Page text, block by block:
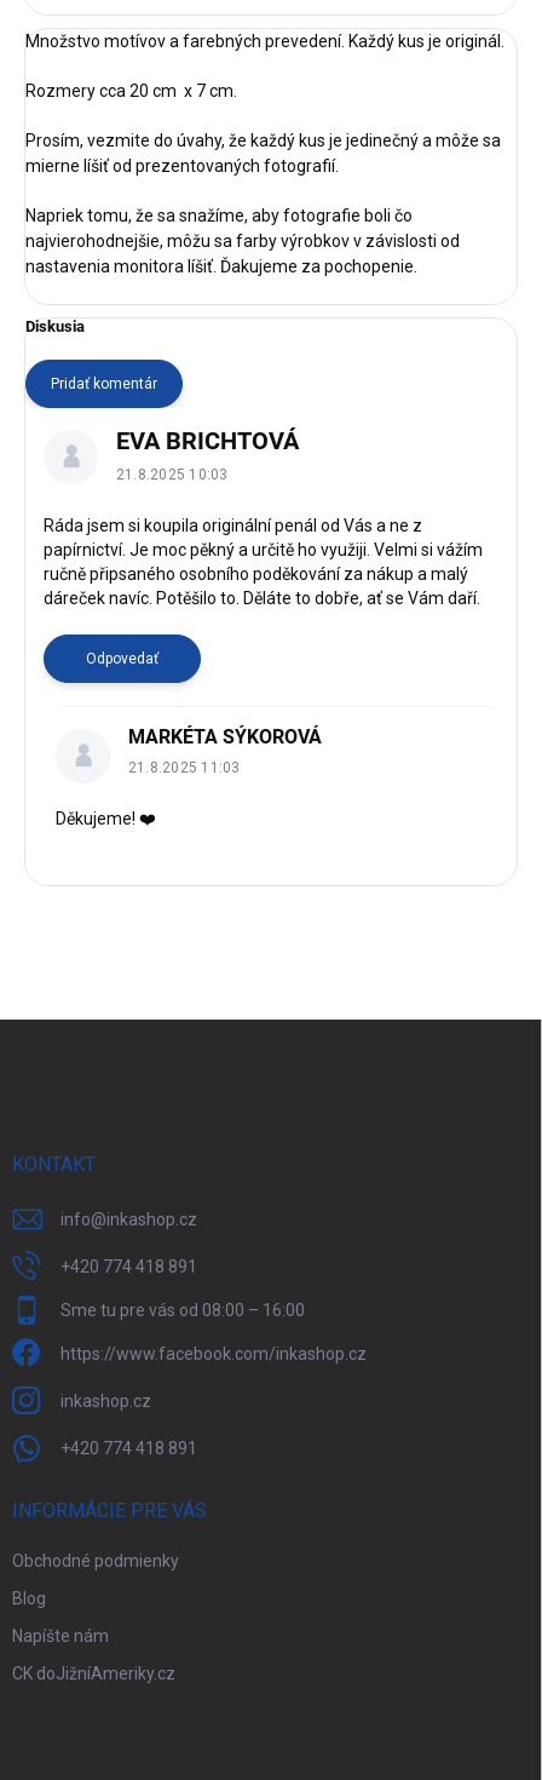
Množstvo motívov a farebných prevedení. Každý kus je originál.
Rozmery cca 20 cm x 7 cm.
Prosím, vezmite do úvahy, že každý kus je jedinečný a môže sa
mierne líšiť od prezentovaných fotografií.
Napriek tomu, že sa snažíme, aby fotografie boli čo
najvierohodnejšie, môžu sa farby výrobkov v závislosti od
nastavenia monitora líšiť. Ďakujeme za pochopenie.
Diskusia
Pridať komentár
EVA BRICHTOVÁ
21.8.2025 10:03
Ráda jsem si koupila originální penál od Vás a ne z
papírnictví. Je moc pěkný a určitě ho využiji. Velmi si vážím
ručně připsaného osobního poděkování za nákup a malý
dáreček navíc. Potěšilo to. Děláte to dobře, ať se Vám daří.
Odpovedať
MARKÉTA SÝKOROVÁ
21.8.2025 11:03
Děkujeme! ❤️
Z
KONTAKT
info@inkashop.cz
+420 774 418 891
Sme tu pre vás od 08:00 – 16:00
https://www.facebook.com/inkashop.cz
inkashop.cz
+420 774 418 891
INFORMÁCIE PRE VÁS
Obchodné podmienky
Blog
Napíšte nám
CK doJižníAmeriky.cz